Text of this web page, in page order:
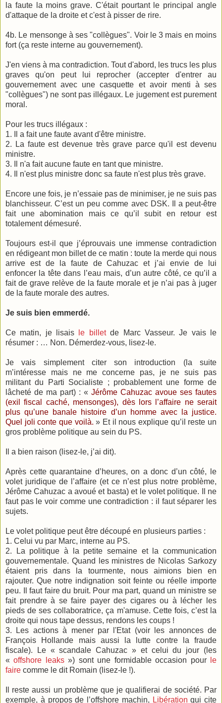
la faute la moins grave. C'était pourtant le principal angle
d'attaque de la droite et c'est à pisser de rire.
4b. Le mensonge à ses "collègues". Voir le 3 mais en moins
fort (ça reste interne au gouvernement).
J'en viens à ma contradiction. Tout d'abord, les trucs les plus
graves qu'on peut lui reprocher (accepter d'entrer au
gouvernement avec une casquette et avoir menti à ses
"collègues") ne sont pas illégaux. Le jugement est purement
moral.
Pour les trucs illégaux :
1. Il a fait une faute avant d'être ministre.
2. La faute est devenue très grave parce qu'il est devenu
ministre.
3. Il n'a fait aucune faute en tant que ministre.
4. Il n'est plus ministre donc sa faute n'est plus très grave.
Encore une fois, je n’essaie pas de minimiser, je ne suis pas
blanchisseur. C’est un peu comme avec DSK. Il a peut-être
fait une abomination mais ce qu’il subit en retour est
totalement démesuré.
Toujours est-il que j’éprouvais une immense contradiction
en rédigeant mon billet de ce matin : toute la merde qui nous
arrive est de la faute de Cahuzac et j’ai envie de lui
enfoncer la tête dans l’eau mais, d’un autre côté, ce qu’il a
fait de grave relève de la faute morale et je n’ai pas à juger
de la faute morale des autres.
Je suis bien emmerdé.
Ce matin, je lisais le billetde Marc Vasseur. Je vais le
résumer : … Non. Démerdez-vous, lisez-le.
Je vais simplement citer son introduction (la suite
m’intéresse mais ne me concerne pas, je ne suis pas
militant du Parti Socialiste ; probablement une forme de
lâcheté de ma part) : « Jérôme Cahuzac avoue ses fautes
(exil fiscal caché, mensonges), dès lors l’affaire ne serait
plus qu’une banale histoire d’un homme avec la justice.
Quel joli conte que voilà. » Et il nous explique qu’il reste un
gros problème politique au sein du PS.
Il a bien raison (lisez-le, j’ai dit).
Après cette quarantaine d’heures, on a donc d’un côté, le
volet juridique de l’affaire (et ce n’est plus notre problème,
Jérôme Cahuzac a avoué et basta) et le volet politique. Il ne
faut pas le voir comme une contradiction : il faut séparer les
sujets.
Le volet politique peut être découpé en plusieurs parties :
1. Celui vu par Marc, interne au PS.
2. La politique à la petite semaine et la communication
gouvernementale. Quand les ministres de Nicolas Sarkozy
étaient pris dans la tourmente, nous aimions bien en
rajouter. Que notre indignation soit feinte ou réelle importe
peu. Il faut faire du bruit. Pour ma part, quand un ministre se
fait prendre à se faire payer des cigares ou à lécher les
pieds de ses collaboratrice, ça m'amuse. Cette fois, c’est la
droite qui nous tape dessus, rendons les coups !
3. Les actions à mener par l'Etat (voir les annonces de
François Hollande mais aussi la lutte contre la fraude
fiscale). Le « scandale Cahuzac » et celui du jour (les
«offshore leaks») sont une formidable occasion pour
le
faire comme le dit Romain (lisez-le !).
Il reste aussi un problème que je qualifierai de société. Par
exemple, à propos de l’offshore machin, Libération qui cite